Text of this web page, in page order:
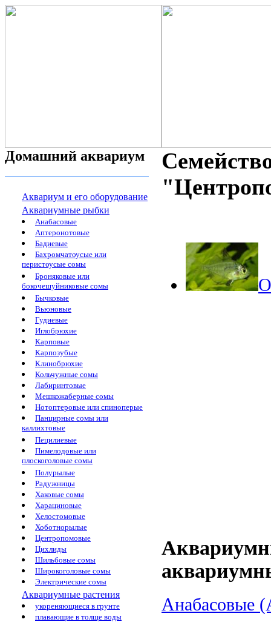
Домашний аквариум
Аквариум и его оборудование
Аквариумные рыбки
Анабасовые
Аптеронотовые
Бадиевые
Бахромчатоусые или
перистоусые сомы
Броняковые или
бокочешуйниковые сомы
Бычковые
Вьюновые
Гудиевые
Иглобрюхие
Карповые
Карпозубые
Клинобрюхие
Кольчужные сомы
Лабиринтовые
Мешкожаберные сомы
Нотоптеровые или спиноперые
Панцирные сомы или
каллихтовые
Пецилиевые
Пимелодовые или
плоскоголовые сомы
Полурылые
Радужницы
Хаковые сомы
Харациновые
Хелостомовые
Хоботнорылые
Центропомовые
Цихлиды
Шильбовые сомы
Широкоголовые сомы
Электрические сомы
Аквариумные растения
укореняющиеся в грунте
плавающие в толще воды
Анабасовые